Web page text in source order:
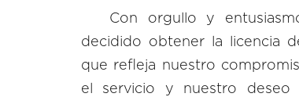
Con orgullo y
decidido obtener la licencia
que refleja nuestro
el servicio y nuestro deseo